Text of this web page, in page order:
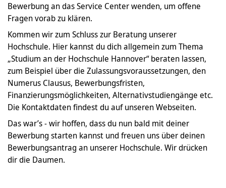
Bewerbung an das Service Center wenden, um offene
Fragen vorab zu klären.
Kommen wir zum Schluss zur Beratung unserer
Hochschule. Hier kannst du dich allgemein zum Thema
„Studium an der Hochschule Hannover“ beraten lassen,
zum Beispiel über die Zulassungsvoraussetzungen, den
Numerus Clausus, Bewerbungsfristen,
Finanzierungsmöglichkeiten, Alternativstudiengänge etc.
Die Kontaktdaten findest du auf unseren Webseiten.
Das war’s - wir hoffen, dass du nun bald mit deiner
Bewerbung starten kannst und freuen uns über deinen
Bewerbungsantrag an unserer Hochschule. Wir drücken
dir die Daumen.